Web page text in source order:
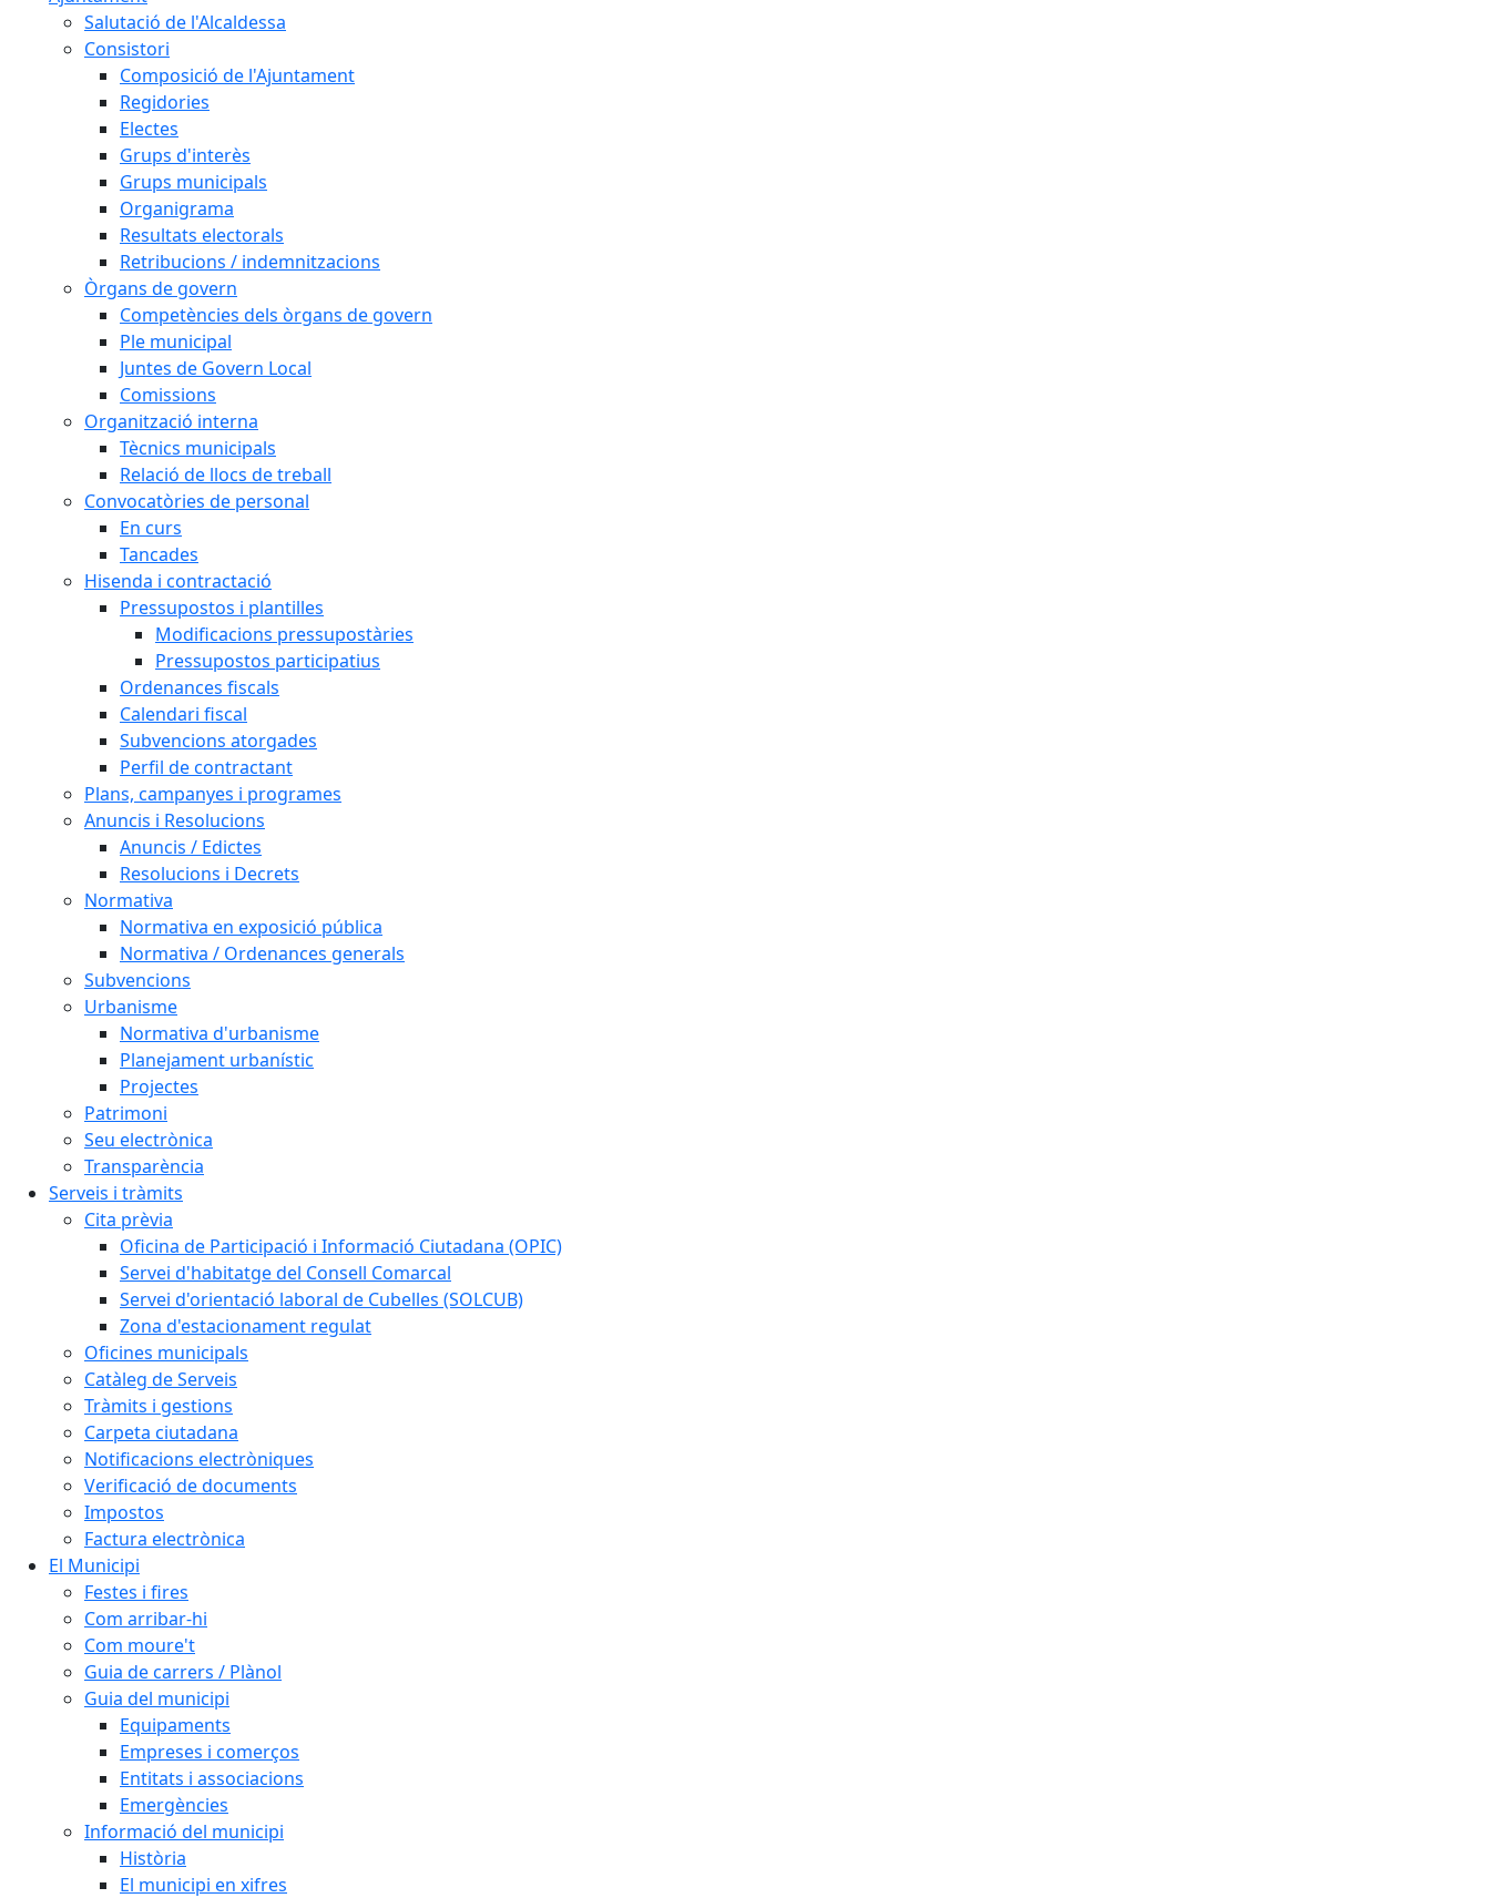
Salutació de l'Alcaldessa
Consistori
Composició de l'Ajuntament
Regidories
Electes
Grups d'interès
Grups municipals
Organigrama
Resultats electorals
Retribucions / indemnitzacions
Òrgans de govern
Competències dels òrgans de govern
Ple municipal
Juntes de Govern Local
Comissions
Organització interna
Tècnics municipals
Relació de llocs de treball
Convocatòries de personal
En curs
Tancades
Hisenda i contractació
Pressupostos i plantilles
Modificacions pressupostàries
Pressupostos participatius
Ordenances fiscals
Calendari fiscal
Subvencions atorgades
Perfil de contractant
Plans, campanyes i programes
Anuncis i Resolucions
Anuncis / Edictes
Resolucions i Decrets
Normativa
Normativa en exposició pública
Normativa / Ordenances generals
Subvencions
Urbanisme
Normativa d'urbanisme
Planejament urbanístic
Projectes
Patrimoni
Seu electrònica
Transparència
Serveis i tràmits
Cita prèvia
Oficina de Participació i Informació Ciutadana (OPIC)
Servei d'habitatge del Consell Comarcal
Servei d'orientació laboral de Cubelles (SOLCUB)
Zona d'estacionament regulat
Oficines municipals
Catàleg de Serveis
Tràmits i gestions
Carpeta ciutadana
Notificacions electròniques
Verificació de documents
Impostos
Factura electrònica
El Municipi
Festes i fires
Com arribar-hi
Com moure't
Guia de carrers / Plànol
Guia del municipi
Equipaments
Empreses i comerços
Entitats i associacions
Emergències
Informació del municipi
Història
El municipi en xifres